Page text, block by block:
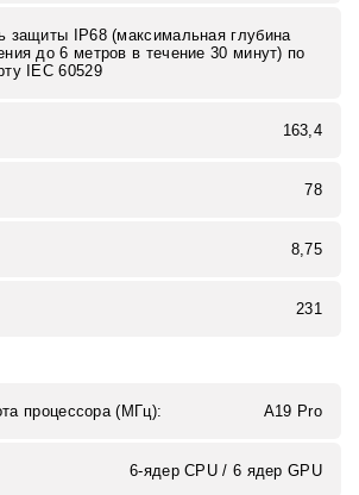
защиты IP68 (максимальная глубина
до 6 метров в течение 30 минут) по
IEC 60529
163,4
78
8,75
231
процессора (МГц): A19 Pro
6-ядер CPU / 6 ядер GPU